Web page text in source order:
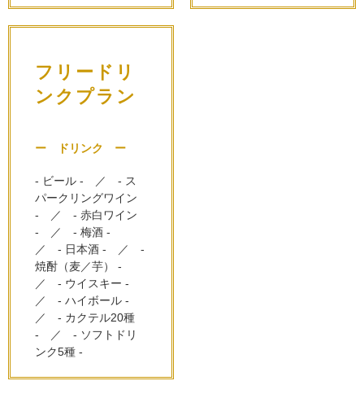
フリードリ
ンクプラン
ー ドリンク ー
- ビール -　／　- ス
パークリングワイン
-　／　- 赤白ワイン
-　／　- 梅酒 -
／　- 日本酒 -　／　-
焼酎（麦／芋） -
／　- ウイスキー -
／　- ハイボール -
／　- カクテル20種
-　／　- ソフトドリ
ンク5種 -